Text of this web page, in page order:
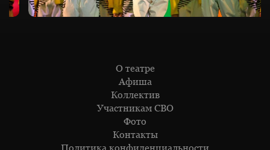
О театре
Афиша
Коллектив
Участникам СВО
Фото
Контакты